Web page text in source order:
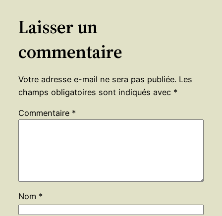
Laisser un
commentaire
Votre adresse e-mail ne sera pas publiée. Les
champs obligatoires sont indiqués avec *
Commentaire *
Nom *